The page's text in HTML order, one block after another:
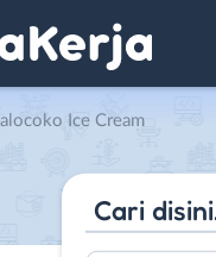
Ice Cream